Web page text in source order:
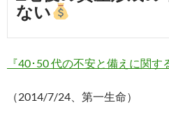
ない
『40･50 代の不安と備えに関す
（2014/7/24、第一生命）